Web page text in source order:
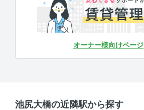
オーナー様向けページ
池尻大橋の近隣駅から探す